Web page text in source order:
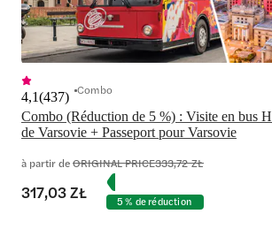
Combo (Réduction de 5 %) : Visite en bus
de Varsovie + Passeport pour Varsovie
4,1(437) Combo
à partir deORIGINAL PRICE333,72 ZŁ
317,03 ZŁ 5 % de réduction